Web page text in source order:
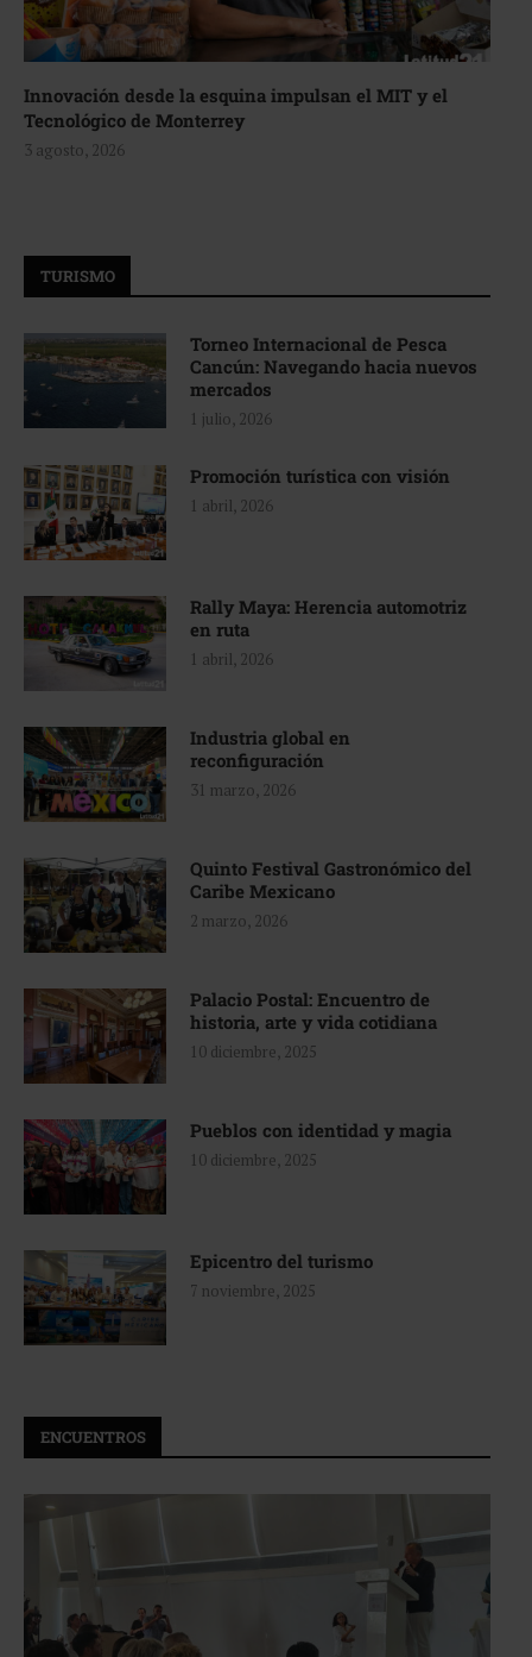
Innovación desde la esquina impulsan el MIT y el
Tecnológico de Monterrey
3 agosto, 2026
TURISMO
Torneo Internacional de Pesca
Cancún: Navegando hacia nuevos
mercados
1 julio, 2026
Promoción turística con visión
1 abril, 2026
Rally Maya: Herencia automotriz
en ruta
1 abril, 2026
Industria global en
reconfiguración
31 marzo, 2026
Quinto Festival Gastronómico del
Caribe Mexicano
2 marzo, 2026
Palacio Postal: Encuentro de
historia, arte y vida cotidiana
10 diciembre, 2025
Pueblos con identidad y magia
10 diciembre, 2025
Epicentro del turismo
7 noviembre, 2025
ENCUENTROS